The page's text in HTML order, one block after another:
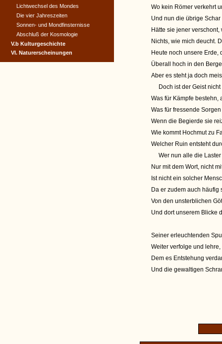
Wo kein Römer verkehrt
Und nun die übrige
Hätte sie jener
Nichts, wie mich deucht.
Heute noch unsere Erde,
Überall hoch in den
Aber es steht ja doch
Doch ist der Geist nicht
Was für Kämpfe bestehn,
Was für fressende
Wenn die Begierde sie
Wie kommt Hochmut zu
Welcher Ruin entsteht
Wer nun alle die Laster
Nur mit dem Wort, nicht
Ist nicht ein solcher
Da er zudem auch häufig
Von den unsterblichen
Und dort unserem Blicke
Seiner erleuchtenden
Weiter verfolge und
Dem es Entstehung
Und die gewaltigen
Lichtwechsel des Mondes
Die vier Jahreszeiten
Sonnen- und Mondfinsternisse
Abschluß der Kosmologie
V.b Kulturgeschichte
VI. Naturerscheinungen